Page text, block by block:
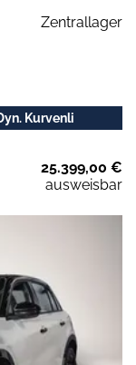
Zentrallager
Kurvenli
25.399,00 €
ausweisbar